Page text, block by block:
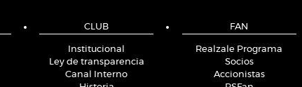
CLUB
Institucional
Ley de transparencia
Canal Interno
FAN
Realzale Programa
Socios
Accionistas